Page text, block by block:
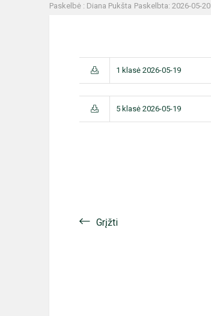
Paskelbė : Diana Pukšta Paskelbta: 2026-05-20
1 klasė 2026-05-19
5 klasė 2026-05-19
Grįžti